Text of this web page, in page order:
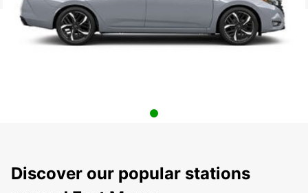
Discover our popular stations